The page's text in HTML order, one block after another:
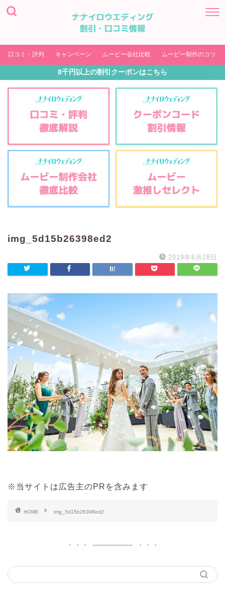
口コミ・評判 キャンペーン ムービー会社比較 ムービー制作のコツ
8千円以上の割引クーポンはこちら
img_5d15b26398ed2
2019年6月28日
※当サイトは広告主のPRを含みます
HOME img_5d15b26398ed2